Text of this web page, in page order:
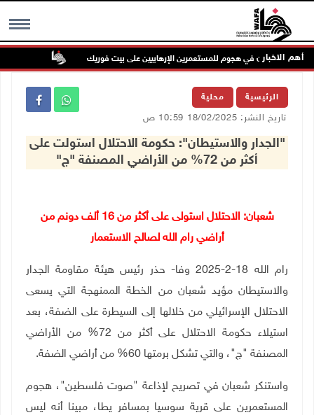
MENU أهم الاخبار
إصابتان في هجوم للمستعمرين الإرهابيين على بيت فوريك
الرئيسية محلية
تاريخ النشر: 18/02/2025 10:59 ص
"الجدار والاستيطان": حكومة الاحتلال استولت على
أكثر من 72% من الأراضي المصنفة "ج"
شعبان: الاحتلال استولى على أكثر من 16 ألف دونم من
أراضي رام الله لصالح الاستعمار
رام الله 18-2-2025 وفا- حذر رئيس هيئة مقاومة الجدار
والاستيطان مؤيد شعبان من الخطة الممنهجة التي يسعى
الاحتلال الإسرائيلي من خلالها إلى السيطرة على الضفة، بعد
استيلاء حكومة الاحتلال على أكثر من 72% من الأراضي
المصنفة "ج"، والتي تشكل برمتها 60% من أراضي الضفة
.
واستنكر شعبان في تصريح لإذاعة "صوت فلسطين"، هجوم
المستعمرين على قرية سوسيا بمسافر يطا، مبينا أنه ليس